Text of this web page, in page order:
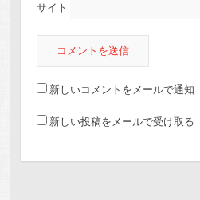
サイト
新しいコメントをメールで通知
新しい投稿をメールで受け取る